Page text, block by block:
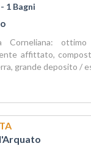
- 1 Bagni
Corneliana: ottimo
affittato,
grande deposito /